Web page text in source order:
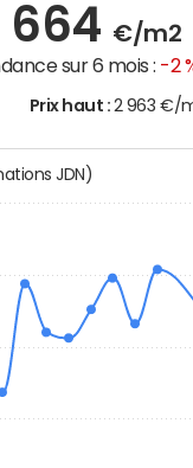
664 €/m2
sur 6 mois : -2
Prix haut : 2 963 €/
JDN)